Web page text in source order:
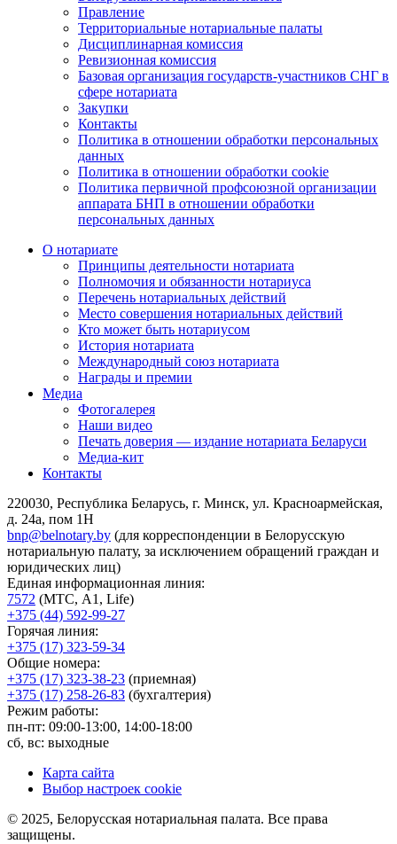
Правление
Территориальные нотариальные палаты
Дисциплинарная комиссия
Ревизионная комиссия
Базовая организация государств-участников СНГ в
сфере нотариата
Закупки
Контакты
Политика в отношении обработки персональных
данных
Политика в отношении обработки cookie
Политика первичной профсоюзной организации
аппарата БНП в отношении обработки
персональных данных
О нотариате
Принципы деятельности нотариата
Полномочия и обязанности нотариуса
Перечень нотариальных действий
Место совершения нотариальных действий
Кто может быть нотариусом
История нотариата
Международный союз нотариата
Награды и премии
Медиа
Фотогалерея
Наши видео
Печать доверия — издание нотариата Беларуси
Медиа-кит
Контакты
220030, Республика Беларусь, г. Минск, ул. Красноармейская,
д. 24а, пом 1Н
bnp@belnotary.by (для корреспонденции в Белорусскую
нотариальную палату, за исключением обращений граждан и
юридических лиц)
Единая информационная линия:
7572 (МТС, A1, Life)
+375 (44) 592-99-27
Горячая линия:
+375 (17) 323-59-34
Общие номера:
+375 (17) 323-38-23 (приемная)
+375 (17) 258-26-83 (бухгалтерия)
Режим работы:
пн-пт: 09:00-13:00, 14:00-18:00
сб, вс: выходные
Карта сайта
Выбор настроек cookie
© 2025, Белорусская нотариальная палата. Все права
защищены.